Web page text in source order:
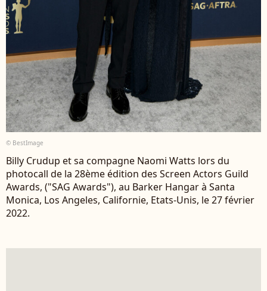
© BestImage
Billy Crudup et sa compagne Naomi Watts lors du
photocall de la 28ème édition des Screen Actors Guild
Awards, ("SAG Awards"), au Barker Hangar à Santa
Monica, Los Angeles, Californie, Etats-Unis, le 27 février
2022.